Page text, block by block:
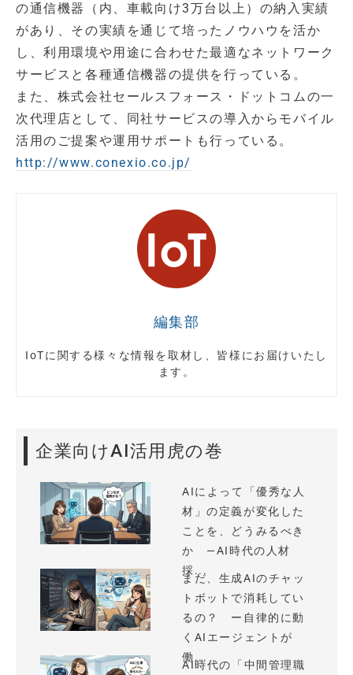
の通信機器（内、車載向け3万台以上）の納入実績
があり、その実績を通じて培ったノウハウを活か
し、利用環境や用途に合わせた最適なネットワーク
サービスと各種通信機器の提供を行っている。
また、株式会社セールスフォース・ドットコムの一
次代理店として、同社サービスの導入からモバイル
活用のご提案や運用サポートも行っている。
http://www.conexio.co.jp/
編集部
IoTに関する様々な情報を取材し、皆様にお届けいたし
ます。
企業向けAI活用虎の巻
AIによって「優秀な人
材」の定義が変化した
ことを、どうみるべき
か —AI時代の人材
採...
まだ、生成AIのチャッ
トボットで消耗してい
るの？ ー自律的に動
くAIエージェントが
働...
AI時代の「中間管理職